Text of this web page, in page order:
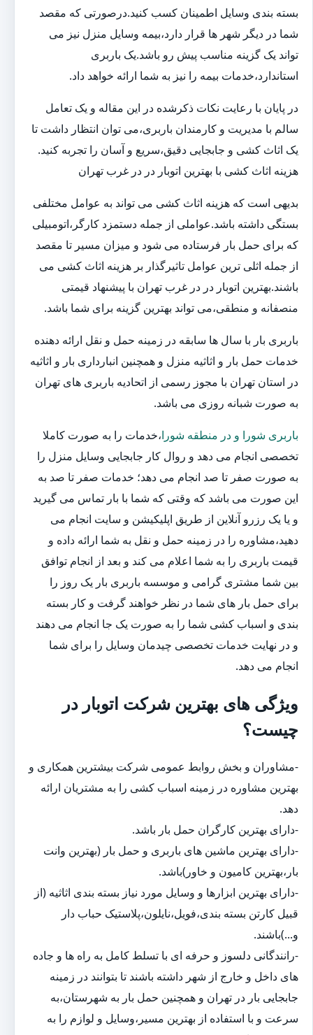
بسته بندی وسایل اطمینان کسب کنید.درصورتی که مقصد
شما در دیگر شهر ها قرار دارد،بیمه وسایل منزل نیز می
تواند یک گزینه مناسب پیش رو باشد.یک باربری
استاندارد،خدمات بیمه را نیز به شما ارائه خواهد داد.
در پایان با رعایت نکات ذکرشده در این مقاله و یک تعامل
سالم با مدیریت و کارمندان باربری،می توان انتظار داشت تا
یک اثاث کشی و جابجایی دقیق،سریع و آسان را تجربه کنید.
هزینه اثاث کشی با بهترین اتوبار در در غرب تهران
بدیهی است که هزینه اثاث کشی می تواند به عوامل مختلفی
بستگی داشته باشد.عواملی از جمله دستمزد کارگر،اتومبیلی
که برای حمل بار فرستاده می شود و میزان مسیر تا مقصد
از جمله اثلی ترین عوامل تاثیرگذار بر هزینه اثاث کشی می
باشند.بهترین اتوبار در در غرب تهران با پیشنهاد قیمتی
منصفانه و منطقی،می تواند بهترین گزینه برای شما باشد.
باربری بار با سال ها سابقه در زمینه حمل و نقل ارائه دهنده
خدمات حمل بار و اثاثیه منزل و همچنین انبارداری بار و اثاثیه
در استان تهران با مجوز رسمی از اتحادیه باربری های تهران
به صورت شبانه روزی می باشد.
باربری شورا و در منطقه شورا،خدمات را به صورت کاملا
تخصصی انجام می دهد و روال کار جابجایی وسایل منزل را
به صورت صفر تا صد انجام می دهد؛ خدمات صفر تا صد به
این صورت می باشد که وقتی که شما با بار تماس می گیرید
و یا یک رزرو آنلاین از طریق اپلیکیشن و سایت انجام می
دهید،مشاوره را در زمینه حمل و نقل به شما ارائه داده و
قیمت باربری را به شما اعلام می کند و بعد از انجام توافق
بین شما مشتری گرامی و موسسه باربری بار یک روز را
برای حمل بار های شما در نظر خواهند گرفت و کار بسته
بندی و اسباب کشی شما را به صورت یک جا انجام می دهند
و در نهایت خدمات تخصصی چیدمان وسایل را برای شما
انجام می دهد.
ویژگی های بهترین شرکت اتوبار در
چیست؟
-مشاوران و بخش روابط عمومی شرکت بیشترین همکاری و
بهترین مشاوره در زمینه اسباب کشی را به مشتریان ارائه
دهد.
-دارای بهترین کارگران حمل بار باشد.
-دارای بهترین ماشین های باربری و حمل بار (بهترین وانت
بار،بهترین کامیون و خاور)باشد.
-دارای بهترین ابزارها و وسایل مورد نیاز بسته بندی اثاثیه (از
قبیل کارتن بسته بندی،فویل،نایلون،پلاستیک حباب دار
و...)باشند.
-رانندگانی دلسوز و حرفه ای با تسلط کامل به راه ها و جاده
های داخل و خارج از شهر داشته باشند تا بتوانند در زمینه
جابجایی بار در تهران و همچنین حمل بار به شهرستان،به
سرعت و با استفاده از بهترین مسیر،وسایل و لوازم را به